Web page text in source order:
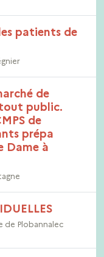
patients de
de
public.
de
prépa
Dame à
de Plobannalec